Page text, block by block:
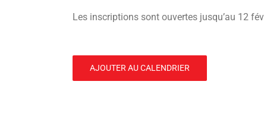
Les inscriptions sont ouvertes jusqu’au 12
AJOUTER AU CALENDRIER